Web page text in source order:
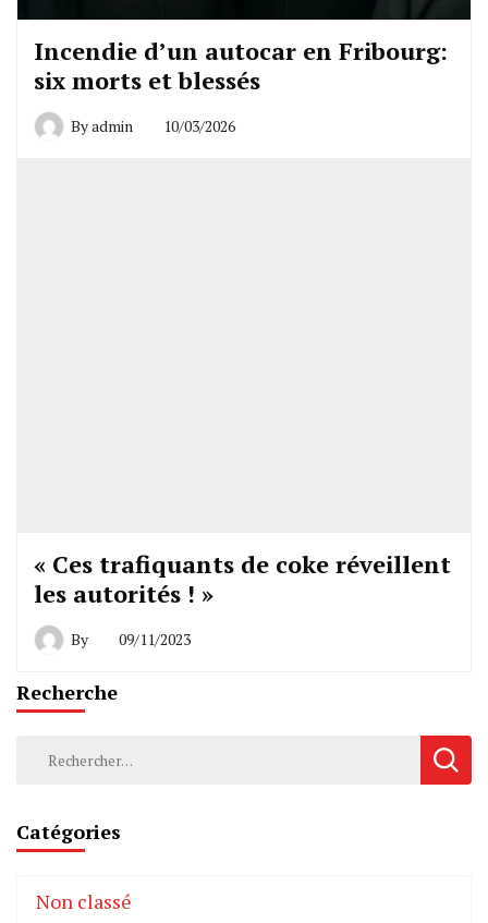
Incendie d’un autocar en Fribourg:
six morts et blessés
Byadmin 10/03/2026
« Ces trafiquants de coke réveillent
les autorités ! »
By 09/11/2023
Recherche
Rechercher :
Catégories
Non classé